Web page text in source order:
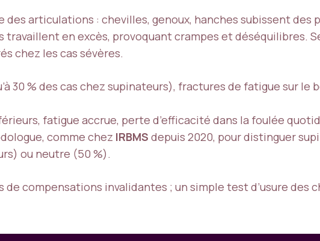
articulations : chevilles, genoux, hanches subissent des
en excès, provoquant crampes et déséquilibres.
chez les cas sévères.
30 % des cas chez supinateurs), fractures de fatigue sur le
fatigue accrue, perte d’efficacité dans la foulée
comme chez IRBMS depuis 2020, pour distinguer
ou neutre (50 %).
compensations invalidantes ; un simple test d’usure des